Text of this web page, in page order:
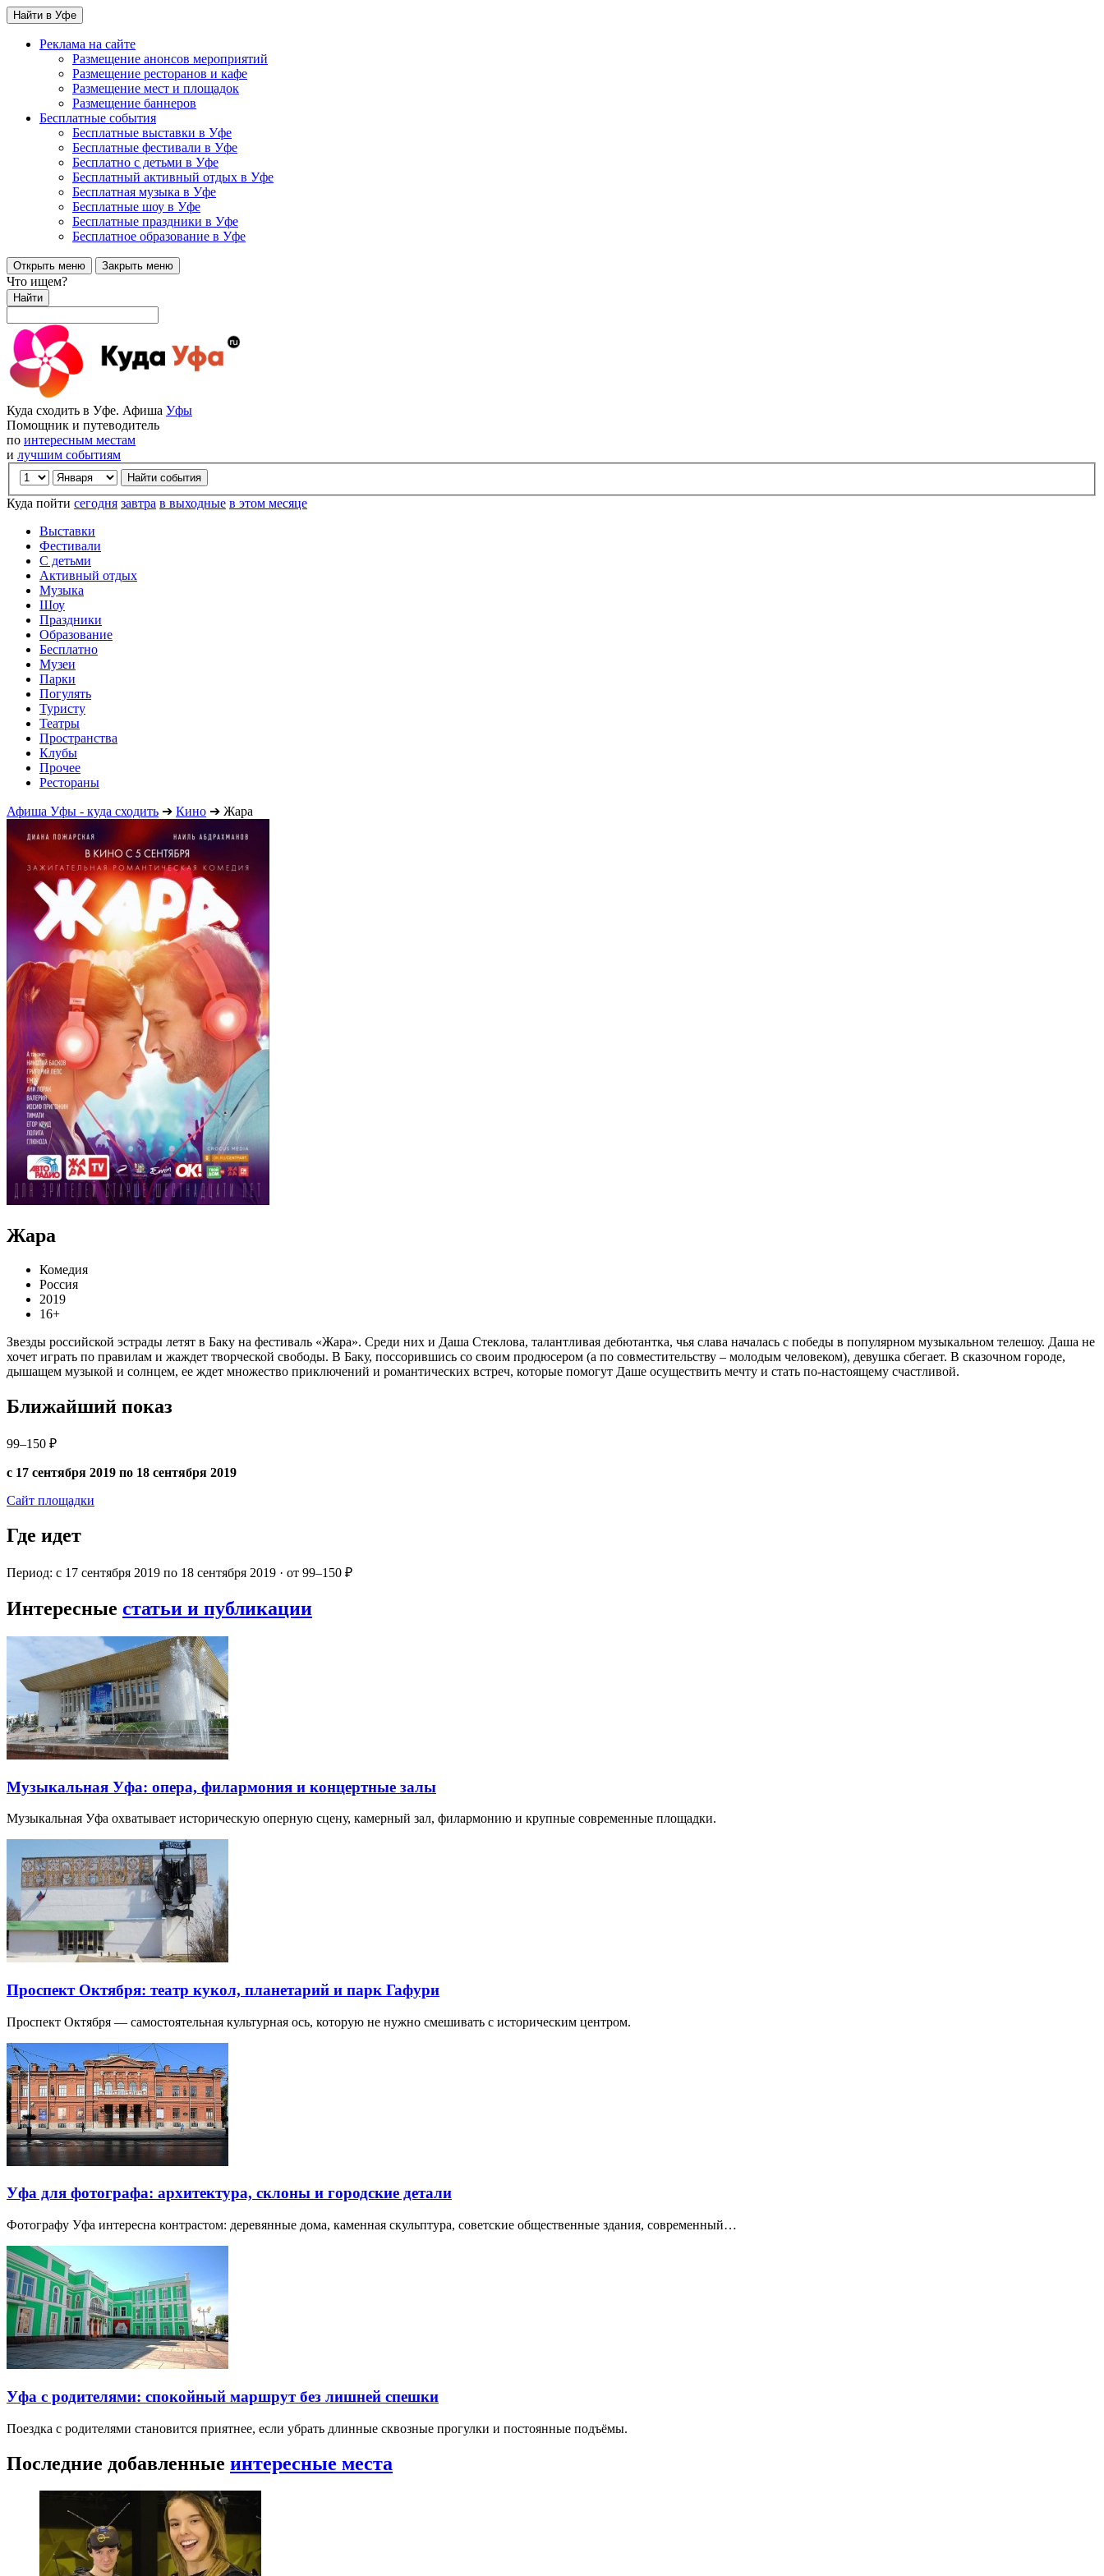
Найти в Уфе
Реклама на сайте
Размещение анонсов мероприятий
Размещение ресторанов и кафе
Размещение мест и площадок
Размещение баннеров
Бесплатные события
Бесплатные выставки в Уфе
Бесплатные фестивали в Уфе
Бесплатно с детьми в Уфе
Бесплатный активный отдых в Уфе
Бесплатная музыка в Уфе
Бесплатные шоу в Уфе
Бесплатные праздники в Уфе
Бесплатное образование в Уфе
Открыть меню Закрыть меню
Что ищем?
Найти
Куда сходить в Уфе. Афиша Уфы
Помощник и путеводитель
по интересным местам
и лучшим событиям
Куда пойти сегодня завтра в выходные в этом месяце
Выставки
Фестивали
С детьми
Активный отдых
Музыка
Шоу
Праздники
Образование
Бесплатно
Музеи
Парки
Погулять
Туристу
Театры
Пространства
Клубы
Прочее
Рестораны
Афиша Уфы - куда сходить ➔ Кино ➔ Жара
Жара
Комедия
Россия
2019
16+
Звезды российской эстрады летят в Баку на фестиваль «Жара». Среди них и Даша Стеклова, талантливая дебютантка, чья слава началась с победы в популярном музыкальном телешоу. Даша не
хочет играть по правилам и жаждет творческой свободы. В Баку, поссорившись со своим продюсером (а по совместительству – молодым человеком), девушка сбегает. В сказочном городе,
дышащем музыкой и солнцем, ее ждет множество приключений и романтических встреч, которые помогут Даше осуществить мечту и стать по-настоящему счастливой.
Ближайший показ
99–150 ₽
с 17 сентября 2019 по 18 сентября 2019
Сайт площадки
Где идет
Период: с 17 сентября 2019 по 18 сентября 2019 · от 99–150 ₽
Интересные статьи и публикации
Музыкальная Уфа: опера, филармония и концертные залы
Музыкальная Уфа охватывает историческую оперную сцену, камерный зал, филармонию и крупные современные площадки.
Проспект Октября: театр кукол, планетарий и парк Гафури
Проспект Октября — самостоятельная культурная ось, которую не нужно смешивать с историческим центром.
Уфа для фотографа: архитектура, склоны и городские детали
Фотографу Уфа интересна контрастом: деревянные дома, каменная скульптура, советские общественные здания, современный…
Уфа с родителями: спокойный маршрут без лишней спешки
Поездка с родителями становится приятнее, если убрать длинные сквозные прогулки и постоянные подъёмы.
Последние добавленные интересные места